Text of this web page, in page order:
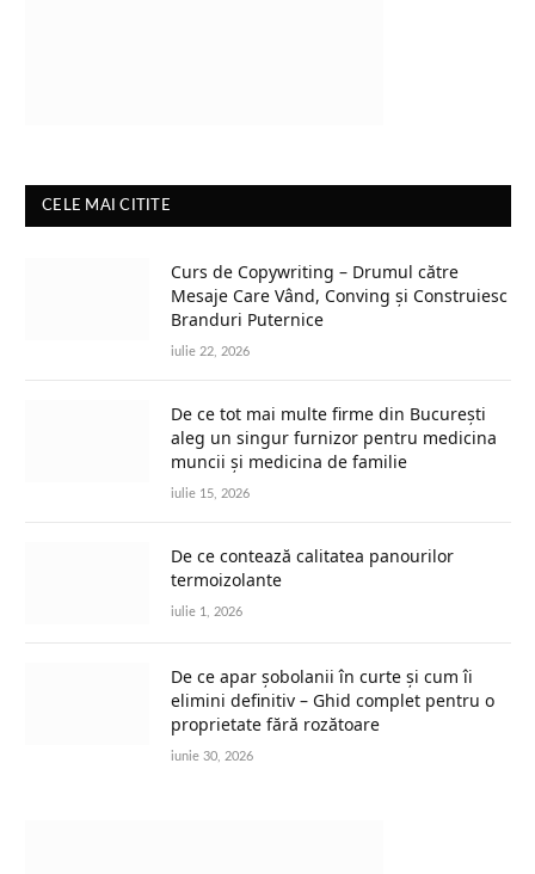
CELE MAI CITITE
Curs de Copywriting – Drumul către
Mesaje Care Vând, Conving și Construiesc
Branduri Puternice
iulie 22, 2026
De ce tot mai multe firme din București
aleg un singur furnizor pentru medicina
muncii și medicina de familie
iulie 15, 2026
De ce contează calitatea panourilor
termoizolante
iulie 1, 2026
De ce apar șobolanii în curte și cum îi
elimini definitiv – Ghid complet pentru o
proprietate fără rozătoare
iunie 30, 2026